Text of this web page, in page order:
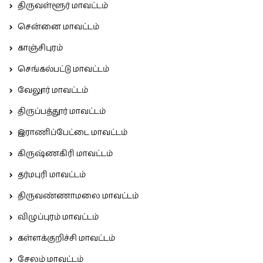
திருவள்ளூர் மாவட்டம்
சென்னை மாவட்டம்
காஞ்சிபுரம்
செங்கல்பட்டு மாவட்டம்
வேலூர் மாவட்டம்
திருப்பத்தூர் மாவட்டம்
இராணிப்பேட்டை மாவட்டம்
கிருஷ்ணகிரி மாவட்டம்
தர்மபுரி மாவட்டம்
திருவண்ணாமலை மாவட்டம்
விழுப்புரம் மாவட்டம்
கள்ளக்குறிச்சி மாவட்டம்
சேலம் மாவட்டம்